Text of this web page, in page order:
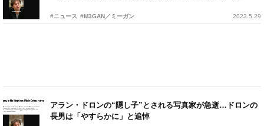
#ニュース #M3GAN／ミーガン 2023.5.29
アラン・ドロンの“隠し子”とされる写真家が急逝…ドロンの
長男は「やすらかに」と追悼